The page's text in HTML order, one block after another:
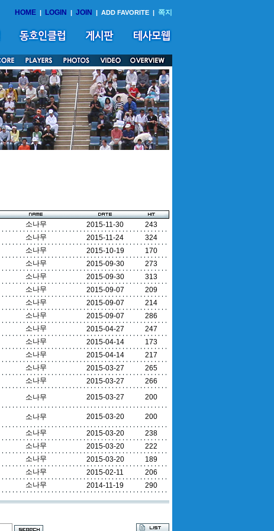
HOME | LOGIN | JOIN | ADD FAVORITE | 쪽지
소나무 2015-11-30
243
소나무 2015-11-24
324
소나무 2015-10-19
170
소나무 2015-09-30
273
소나무 2015-09-30
313
소나무 2015-09-07
209
소나무 2015-09-07
214
소나무 2015-09-07
286
소나무 2015-04-27
247
소나무 2015-04-14
173
소나무 2015-04-14
217
소나무 2015-03-27
265
소나무 2015-03-27
266
소나무 2015-03-27 200
소나무 2015-03-20
200
소나무 2015-03-20
238
소나무 2015-03-20
222
소나무 2015-03-20
189
소나무 2015-02-11
206
소나무 2014-11-19 290